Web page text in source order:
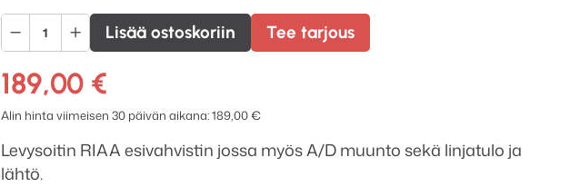
Pro-
Ject
Optical
Box
E
Phono
määrä
Lisää ostoskoriin Tee tarjous
189,00 €
Alin hinta viimeisen 30 päivän aikana:189,00€
Levysoitin RIAA esivahvistin jossa myös A/D muunto sekä linjatulo ja
lähtö.